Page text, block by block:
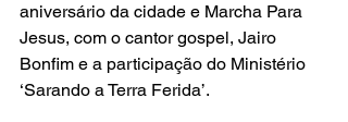
aniversário da cidade e Marcha Para
Jesus, com o cantor gospel, Jairo
Bonfim e a participação do Ministério
‘Sarando a Terra Ferida’.